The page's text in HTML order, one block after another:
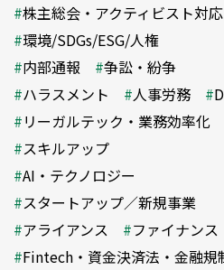
株主総会・アクティビスト対応
環境/SDGs/ESG/人権
内部通報
争訟・紛争
ハラスメント
人事労務
リーガルテック・業務効率化
スキルアップ
AI・テクノロジー
スタートアップ／新規事業
アライアンス
ファイナンス
Fintech・資金決済法・金融規